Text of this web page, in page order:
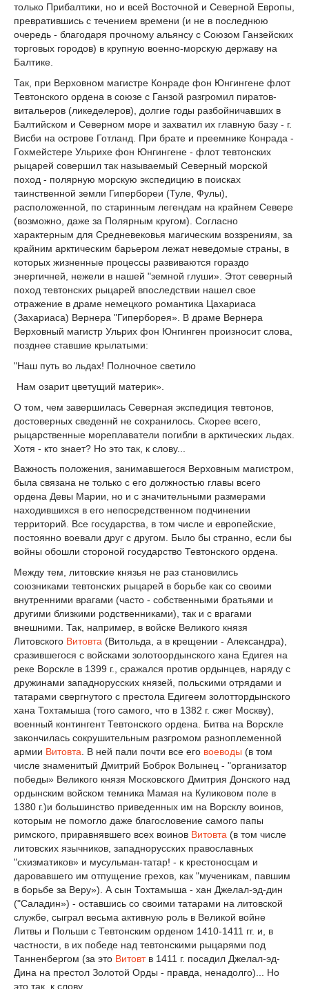
только Прибалтики, но и всей Восточной и Северной Европы,
превратившись с течением времени (и не в последнюю
очередь - благодаря прочному альянсу с Союзом Ганзейских
торговых городов) в крупную военно-морскую державу на
Балтике.
Так, при Верховном магистре Конраде фон Юнгингене флот
Тевтонского ордена в союзе с Ганзой разгромил пиратов-
витальеров (ликеделеров), долгие годы разбойничавших в
Балтийском и Северном море и захватил их главную базу - г.
Висби на острове Готланд. При брате и преемнике Конрада -
Гохмейстере Ульрихе фон Юнгингене - флот тевтонских
рыцарей совершил так называемый Северный морской
поход - полярную морскую экспедицию в поисках
таинственной земли Гипербореи (Туле, Фулы),
расположенной, по старинным легендам на крайнем Севере
(возможно, даже за Полярным кругом). Согласно
характерным для Средневековья магическим воззрениям, за
крайним арктическим барьером лежат неведомые страны, в
которых жизненные процессы развиваются гораздо
энергичней, нежели в нашей "земной глуши». Этот северный
поход тевтонских рыцарей впоследствии нашел свое
отражение в драме немецкого романтика Цахариаса
(Захариаса) Вернера "Гиперборея». В драме Вернера
Верховный магистр Ульрих фон Юнгинген произносит слова,
позднее ставшие крылатыми:
"Наш путь во льдах! Полночное светило
Нам озарит цветущий материк».
О том, чем завершилась Северная экспедиция тевтонов,
достоверных сведеннй не сохранилось. Скорее всего,
рыцарственные мореплаватели погибли в арктических льдах.
Хотя - кто знает? Но это так, к слову...
Важность положения, занимавшегося Верховным магистром,
была связана не только с его должностью главы всего
ордена Девы Марии, но и с значительными размерами
находившихся в его непосредственном подчинении
территорий. Все государства, в том числе и европейские,
постоянно воевали друг с другом. Было бы странно, если бы
войны обошли стороной государство Тевтонского ордена.
Между тем, литовские князья не раз становились
союзниками тевтонских рыцарей в борьбе как со своими
внутренними врагами (часто - собственными братьями и
другими близкими родственниками), так и с врагами
внешними. Так, например, в войске Великого князя
Литовского Витовта (Витольда, а в крещении - Александра),
сразившегося с войсками золотоордынского хана Едигея на
реке Ворскле в 1399 г., сражался против ордынцев, наряду с
дружинами западнорусских князей, польскими отрядами и
татарами свергнутого с престола Едигеем золоттордынского
хана Тохтамыша (того самого, что в 1382 г. сжег Москву),
военный контингент Тевтонского ордена. Битва на Ворскле
закончилась сокрушительным разгромом разноплеменной
армии Витовта . В ней пали почти все его воеводы (в том
числе знаменитый Дмитрий Боброк Волынец - "организатор
победы» Великого князя Московского Дмитрия Донского над
ордынским войском темника Мамая на Куликовом поле в
1380 г.)и большинство приведенных им на Ворсклу воинов,
которым не помогло даже благословение самого папы
римского, приравнявшего всех воинов Витовта (в том числе
литовских язычников, западнорусских православных
"схизматиков» и мусульман-татар! - к крестоносцам и
даровавшего им отпущение грехов, как "мученикам, павшим
в борьбе за Веру»). А сын Тохтамыша - хан Джелал-эд-дин
("Саладин») - оставшись со своими татарами на литовской
службе, сыграл весьма активную роль в Великой войне
Литвы и Польши с Тевтонским орденом 1410-1411 гг. и, в
частности, в их победе над тевтонскими рыцарями под
Танненбергом (за это Витовтв 1411 г. посадил Джелал-эд-
Дина на престол Золотой Орды - правда, ненадолго)... Но
это так, к слову.